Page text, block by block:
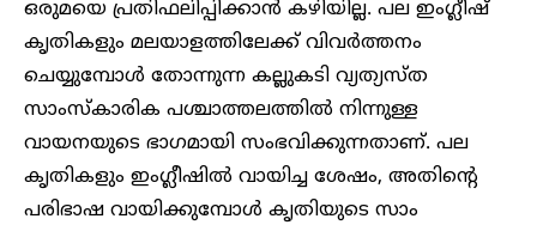
ഒരുമയെ പ്രതിഫലിപ്പിക്കാൻ കഴിയില്ല. പല ഇംഗ്ലീഷ്
കൃതികളും മലയാളത്തിലേക്ക് വിവർത്തനം
ചെയ്യുമ്പോൾ തോന്നുന്ന കല്ലുകടി വ്യത്യസ്ത
സാംസ്കാരിക പശ്ചാത്തലത്തിൽ നിന്നുള്ള
വായനയുടെ ഭാഗമായി സംഭവിക്കുന്നതാണ്. പല
കൃതികളും ഇംഗ്ലീഷിൽ വായിച്ച ശേഷം, അതിന്റെ
പരിഭാഷ വായിക്കുമ്പോൾ കൃതിയുടെ സാം